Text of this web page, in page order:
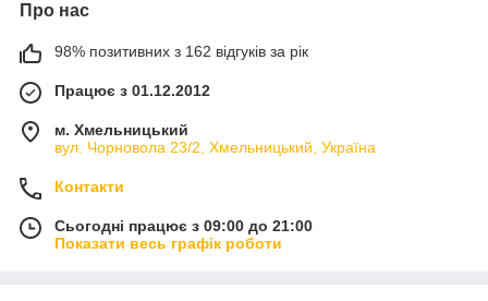
Про нас
98% позитивних з 162 відгуків за рік
Працює з 01.12.2012
м. Хмельницький
вул. Чорновола 23/2, Хмельницький, Україна
Контакти
Сьогодні працює з 09:00 до 21:00
Показати весь графік роботи